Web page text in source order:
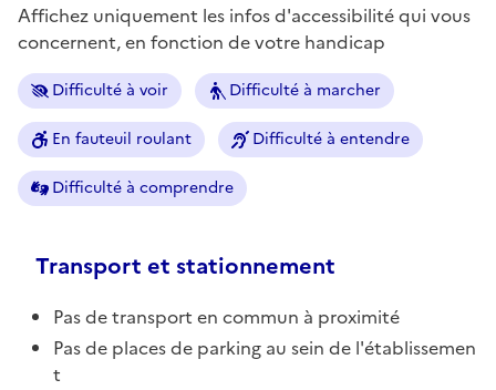
Affichez uniquement les infos d'accessibilité qui vous
concernent, en fonction de votre handicap
Difficulté à voir Difficulté à marcher
En fauteuil roulant Difficulté à entendre
Difficulté à comprendre
Transport et stationnement
Pas de transport en commun à proximité
Pas de places de parking au sein de l'établissemen
t